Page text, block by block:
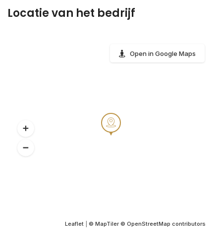
Locatie van het bedrijf
Leaflet © MapTiler © OpenStreetMap contributors
Open in Google Maps